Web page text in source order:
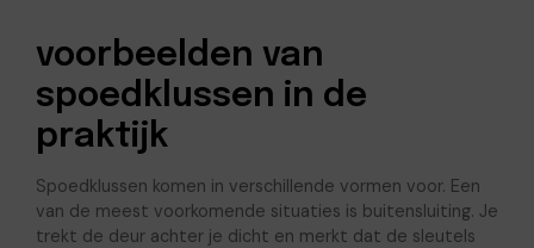
voorbeelden van
spoedklussen in de
praktijk
Spoedklussen komen in verschillende vormen voor. Een
van de meest voorkomende situaties is buitensluiting. Je
trekt de deur achter je dicht en merkt dat de sleutels